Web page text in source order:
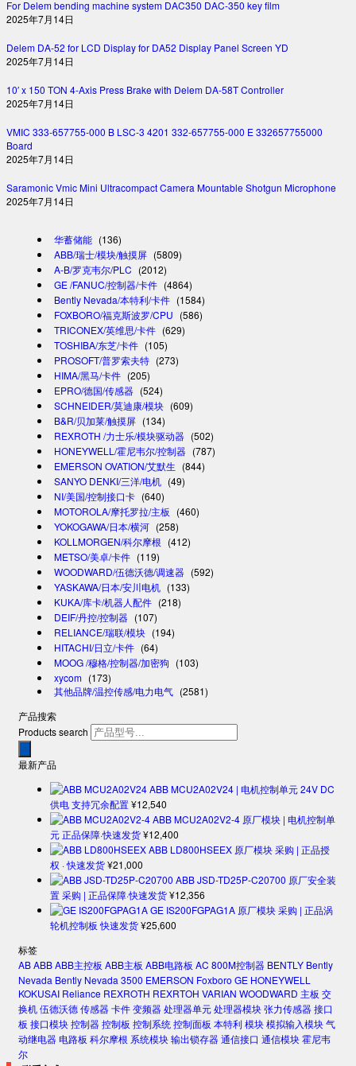
For Delem bending machine system DAC350 DAC-350 key film
2025年7月14日
Delem DA-52 for LCD Display for DA52 Display Panel Screen YD
2025年7月14日
10′ x 150 TON 4-Axis Press Brake with Delem DA-58T Controller
2025年7月14日
VMIC 333-657755-000 B LSC-3 4201 332-657755-000 E 332657755000
Board
2025年7月14日
Saramonic Vmic Mini Ultracompact Camera Mountable Shotgun Microphone
2025年7月14日
华蓄储能 (136)
ABB/瑞士/模块/触摸屏 (5809)
A-B/罗克韦尔/PLC (2012)
GE /FANUC/控制器/卡件 (4864)
Bently Nevada/本特利/卡件 (1584)
FOXBORO/福克斯波罗/CPU (586)
TRICONEX/英维思/卡件 (629)
TOSHIBA/东芝/卡件 (105)
PROSOFT/普罗索夫特 (273)
HIMA/黑马/卡件 (205)
EPRO/德国/传感器 (524)
SCHNEIDER/莫迪康/模块 (609)
B&R/贝加莱/触摸屏 (134)
REXROTH /力士乐/模块驱动器 (502)
HONEYWELL/霍尼韦尔/控制器 (787)
EMERSON OVATION/艾默生 (844)
SANYO DENKI/三洋/电机 (49)
NI/美国/控制接口卡 (640)
MOTOROLA/摩托罗拉/主板 (460)
YOKOGAWA/日本/横河 (258)
KOLLMORGEN/科尔摩根 (412)
METSO/美卓/卡件 (119)
WOODWARD/伍德沃德/调速器 (592)
YASKAWA/日本/安川电机 (133)
KUKA/库卡/机器人配件 (218)
DEIF/丹控/控制器 (107)
RELIANCE/瑞联/模块 (194)
HITACHI/日立/卡件 (64)
MOOG /穆格/控制器/加密狗 (103)
xycom (173)
其他品牌/温控传感/电力电气 (2581)
产品搜索
Products search
最新产品
ABB MCU2A02V24 | 电机控制单元 24V DC
供电 支持冗余配置¥12,540
ABB MCU2A02V2-4 原厂模块 | 电机控制单
元 正品保障·快速发货¥12,400
ABB LD800HSEEX 原厂模块 采购 | 正品授
权 · 快速发货¥21,000
ABB JSD-TD25P-C20700 原厂安全装
置 采购 | 正品保障·快速发货¥12,356
GE IS200FGPAG1A 原厂模块 采购 | 正品涡
轮机控制板 快速发货¥25,600
标签
ABABBABB主控板 ABB主板 ABB电路板 AC 800M控制器 BENTLY Bently
Nevada Bently Nevada 3500 EMERSON Foxboro GE HONEYWELL
KOKUSAI Reliance REXROTH REXRTOH VARIAN WOODWARD 主板 交
换机伍德沃德传感器卡件变频器处理器单元处理器模块张力传感器接口
板 接口模块控制器控制板 控制系统控制面板 本特利模块模拟输入模块气
动继电器电路板 科尔摩根 系统模块输出锁存器通信接口 通信模块霍尼韦
尔